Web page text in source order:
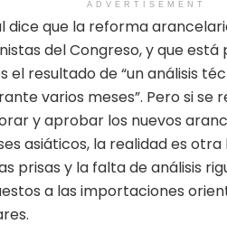
ADVERTISEMENT
dice que la reforma
del Congreso, y que
el resultado de “un análisis
varios meses”. Pero si
y aprobar los nuevos
asiáticos, la realidad es
prisas y la falta de análisis
a las importaciones